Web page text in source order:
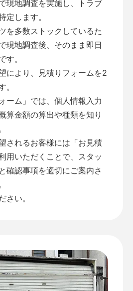
現地調査を実施し、トラブ
定します。
を多数ストックしているた
現地調査後、そのまま即日
す。
により、見積りフォームを2
。
ーム 」では、個人情報入力
算金額の算出や種類を知り
されるお客様には「お見積
用いただくことで、スタッ
確認事項を適切にご案内さ
さい。